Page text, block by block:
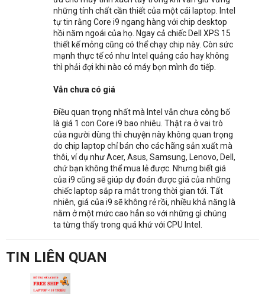
những tính chất cần thiết của một cái laptop. Intel
tự tin rằng Core i9 ngang hàng với chip desktop
hồi năm ngoái của họ. Ngay cả chiếc Dell XPS 15
thiết kế mỏng cũng có thể chạy chip này. Còn sức
mạnh thực tế có như Intel quảng cáo hay không
thì phải đợi khi nào có máy bọn mình đo tiếp.
Vẫn chưa có giá
Điều quan trọng nhất mà Intel vẫn chưa công bố
là giá 1 con Core i9 bao nhiêu. Thật ra ở vai trò
của người dùng thì chuyện này không quan trọng
do chip laptop chỉ bán cho các hãng sản xuất mà
thôi, ví dụ như Acer, Asus, Samsung, Lenovo, Dell,
chứ bạn không thể mua lẻ được. Nhưng biết giá
của i9 cũng sẽ giúp dự đoán được giá của những
chiếc laptop sắp ra mắt trong thời gian tới. Tất
nhiên, giá của i9 sẽ không rẻ rồi, nhiều khả năng là
nằm ở một mức cao hẳn so với những gì chúng
ta từng thấy trong quá khứ với CPU Intel.
TIN LIÊN QUAN